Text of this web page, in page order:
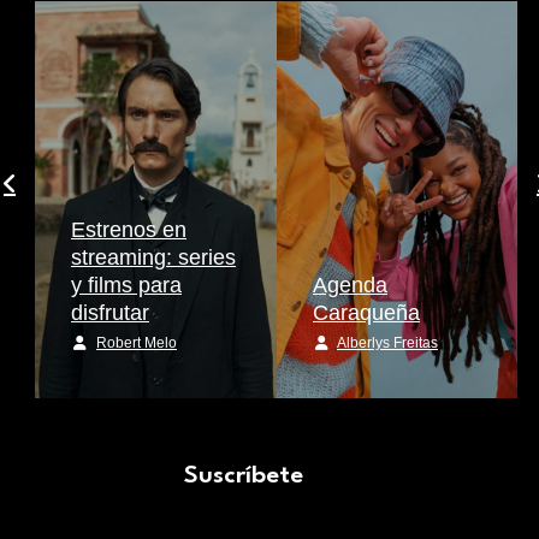
Estrenos en
streaming: series
y films para
disfrutar
Robert Melo
Agenda
Caraqueña
Alberlys Freitas
Suscríbete